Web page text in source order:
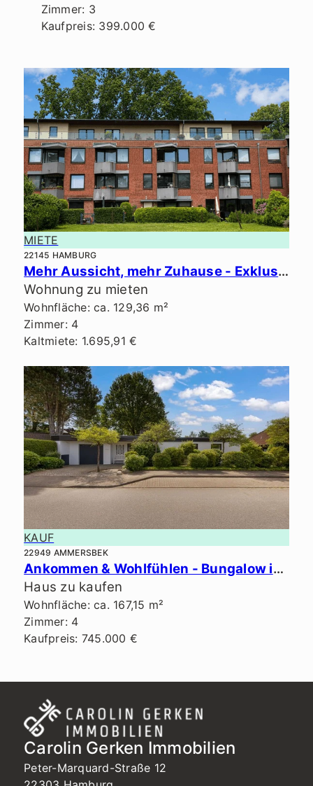
Zimmer: 3
Kaufpreis: 399.000 €
MIETE
22145 HAMBURG
Mehr Aussicht, mehr Zuhause - Exklusives Penthouse in ruhiger Lage.
Wohnung zu mieten
Wohnfläche: ca. 129,36 m²
Zimmer: 4
Kaltmiete: 1.695,91 €
KAUF
22949 AMMERSBEK
Ankommen & Wohlfühlen - Bungalow in Bestlage von Ammersbek.
Haus zu kaufen
Wohnfläche: ca. 167,15 m²
Zimmer: 4
Kaufpreis: 745.000 €
Carolin Gerken Immobilien
Peter-Marquard-Straße 12